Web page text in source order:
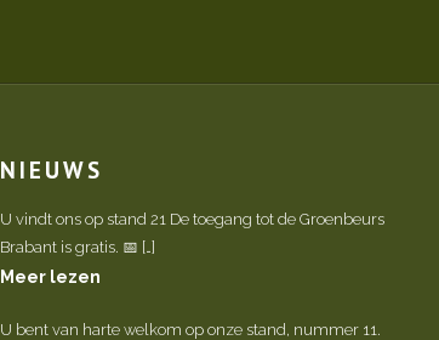
NIEUWS
U vindt ons op stand 21 De toegang tot de Groenbeurs
Brabant is gratis. 📅 […]
Meer lezen
U bent van harte welkom op onze stand, nummer 11.